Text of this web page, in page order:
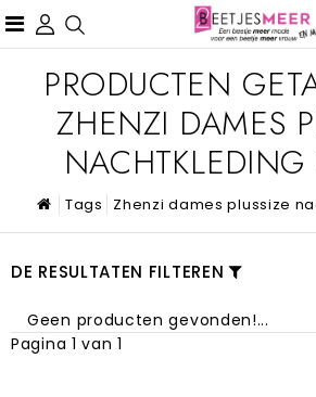
PRODUCTEN
ZHENZI DAMES
Tags Zhenzi dames plussize
DE RESULTATEN FILTEREN
Geen producten gevonden!...
Pagina 1 van 1